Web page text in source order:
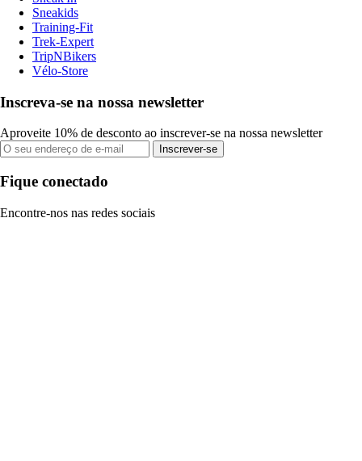
Sneakids
Training-Fit
Trek-Expert
TripNBikers
Vélo-Store
Inscreva-se na nossa newsletter
Aproveite 10% de desconto ao inscrever-se na nossa newsletter
Inscrever-se
Fique conectado
Encontre-nos nas redes sociais